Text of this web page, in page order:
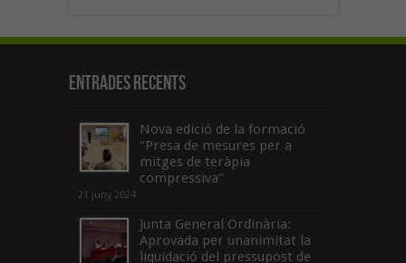
Entrades recents
Nova edició de la formació
“Presa de mesures per a
mitges de teràpia
compressiva”
21 juny 2024
Junta General Ordinària:
Aprovada per unanimitat la
liquidació del pressupost de